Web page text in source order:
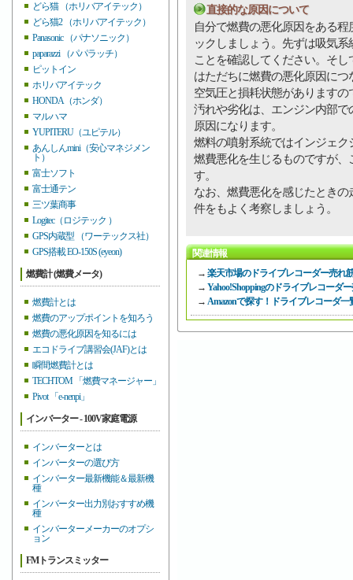
どら猫 （ホリバアイテック）
どら猫2 （ホリバアイテック）
Panasonic （パナソニック）
paparazzi （パパラッチ）
ピットイン
ホリバアイテック
HONDA（ホンダ）
マルハマ
YUPITERU（ユピテル）
あんしんmini（安心マネジメン
ト）
富士ソフト
富士通テン
三ツ葉商事
Logitec（ロジテック ）
GPS内蔵型 （ワーテックス社）
GPS搭載 EO-150S (eyeon)
燃費計 (燃費メータ)
燃費計とは
燃費のアップポイントを知ろう
燃費の悪化原因を知るには
エコドライブ講習会(JAF)とは
瞬間燃費計とは
TECHTOM 「燃費マネージャー」
Pivot 「e-nenpi」
インバーター - 100V家庭電源
インバーターとは
インバーターの選び方
インバーター最新機能＆最新機
種
インバーター出力別おすすめ機
種
インバーターメーカーのオプシ
ョン
FMトランスミッター
直接的な原因について
自分で燃費の悪化原因をある
ックしましょう。先ずは吸気
ことを確認してください。そ
はただちに燃費の悪化原因に
空気圧と損耗状態があります
汚れや劣化は、エンジン内部
原因になります。
燃料の噴射系統ではインジェ
燃費悪化を生じるものですが
す。
なお、燃費悪化を感じたとき
件をもよく考察しましょう。
関連情報
→ 楽天市場のドライブレコーダー売れ
→ Yahoo!Shoppingのドライブレコーダ
→ Amazonで探す！ドライブレコーダ一